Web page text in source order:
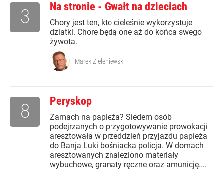
Na stronie - Gwałt na dzieciach
Chory jest ten, kto cieleśnie wykorzystuje
dziatki. Chore będą one aż do końca swego
żywota.
3
Marek Zieleniewski
Peryskop
Zamach na papieża? Siedem osób
podejrzanych o przygotowywanie prowokacji
aresztowała w przeddzień przyjazdu papieża
do Banja Luki bośniacka policja. W domach
aresztowanych znaleziono materiały
wybuchowe, granaty ręczne oraz amunicję....
8